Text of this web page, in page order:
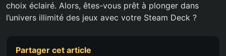
choix éclairé. Alors, êtes-vous prêt à plonger dans
l’univers illimité des jeux avec votre Steam Deck ?
Partager cet article